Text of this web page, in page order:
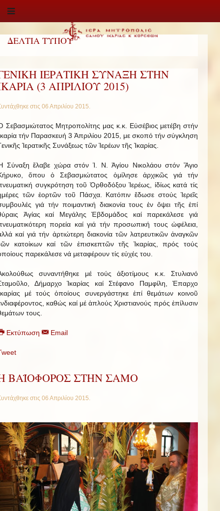
ΔΕΛΤΙΑ ΤΥΠΟΥ
ΙΕΡΑΤΙΚΗ ΣΥΝΑΞΗ ΣΤΗΝ
(3 ΑΠΡΙΛΙΟΥ 2015)
στις 06 Απριλίου 2015.
Σεβασμιώτατος Μητροπολίτης μας κ.κ. Εὐσέβιος μετέβη στήν
τήν Παρασκευή 3 Ἀπριλίου 2015, με σκοπό τήν σύγκληση
Ἱερατικῆς Συνάξεως τῶν Ἱερέων τῆς Ἰκαρίας.
Σύναξη ἔλαβε χώρα στόν Ἱ. Ν. Ἁγίου Νικολάου στόν Ἅγιο
ὅπου ὁ Σεβασμιώτατος ὁμίλησε ἀρχικῶς γιά τήν
συγκρότηση τοῦ Ὀρθοδόξου Ἱερέως, ἰδίως κατά τίς
τῶν ἑορτῶν τοῦ Πάσχα. Κατόπιν ἔδωσε στούς Ἱερεῖς
γιά τήν ποιμαντική διακονία τους ἐν ὄψει τῆς ἐπί
Ἁγίας καί Μεγάλης Ἑβδομάδος καί παρεκάλεσε γιά
πορεία καί γιά τήν προσωπική τους ὠφέλεια,
καί γιά τήν ἀρτιώτερη διακονία τῶν λατρευτικῶν ἀναγκῶν
κατοίκων καί τῶν ἐπισκεπτῶν τῆς Ἰκαρίας, πρός τούς
παρεκάλεσε νά μεταφέρουν τίς εὐχές του.
συναντήθηκε μέ τούς ἀξιοτίμους κ.κ. Στυλιανό
Δήμαρχο Ἰκαρίας καί Στέφανο Παμφίλη, Ἐπαρχο
μέ τούς ὁποίους συνεργάστηκε ἐπί θεμάτων κοινοῦ
καθώς καί μέ ἁπλούς Χριστιανούς πρός ἐπίλυσιν
τους.
Εκτύπωση Email
ΒΑΪΟΦΟΡΟΣ ΣΤΗΝ ΣΑΜΟ
στις 06 Απριλίου 2015.